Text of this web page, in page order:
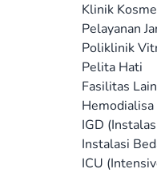
Klinik
Pelayanan
Poliklinik
Pelita Hati
Fasilitas Lain
Hemodialisa
IGD
Instalasi
ICU